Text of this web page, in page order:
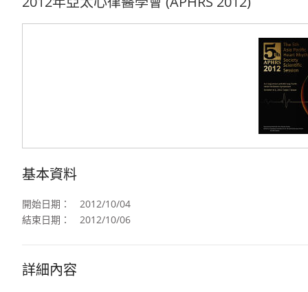
基本資料
開始日期：
2012/10/04
結束日期：
2012/10/06
詳細內容